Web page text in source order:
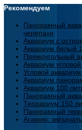
Рекомендуем
Панорамный
черепахи
Аквариум с
Аквариум белый
Прямоугольный
Аквариум
Угловой
Аквариум
Аквариум 100
Панорамный
Террариум 150
Панорамный
Агамикс